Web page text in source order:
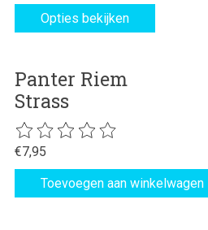
Opties bekijken
Panter Riem
Strass
De beoordeling van dit product is
€7,95
Toevoegen aan winkelwagen